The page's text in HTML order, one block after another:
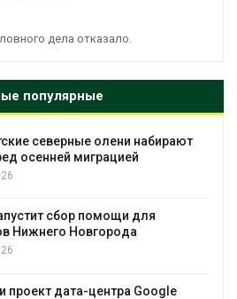
дела отказало.
популярные
Тайфун, засуха и пожары: сразу
несколько регионов
Солнечные панели над
воду